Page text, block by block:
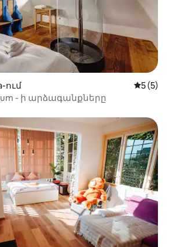
ում Միջին
5 (5)
- ի արձագանքները